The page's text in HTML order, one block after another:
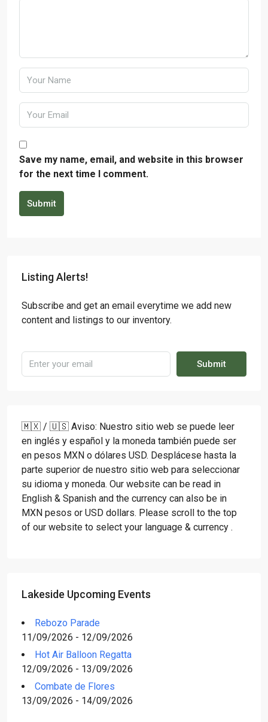
Save my name, email, and website in this browser
for the next time I comment.
Submit
Listing Alerts!
Subscribe and get an email everytime we add new
content and listings to our inventory.
Submit
🇲🇽 / 🇺🇸 Aviso: Nuestro sitio web se puede leer
en inglés y español y la moneda también puede ser
en pesos MXN o dólares USD. Desplácese hasta la
parte superior de nuestro sitio web para seleccionar
su idioma y moneda. Our website can be read in
English & Spanish and the currency can also be in
MXN pesos or USD dollars. Please scroll to the top
of our website to select your language & currency .
Lakeside Upcoming Events
Rebozo Parade
11/09/2026 - 12/09/2026
Hot Air Balloon Regatta
12/09/2026 - 13/09/2026
Combate de Flores
13/09/2026 - 14/09/2026